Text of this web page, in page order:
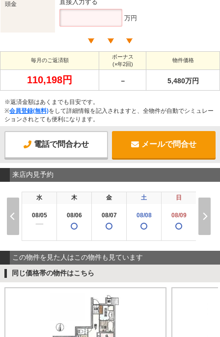
頭金 直接入力する
万円
毎月のご返済額
ボーナス
(×年2回)
物件価格
110,198円 － 5,480万円
※返済金額はあくまでも目安です。
※会員登録(無料)をして詳細情報を記入されますと、全物件が自動でシミュレー
ションされとても便利になります。
電話で問合わせ メールで問合せ
来店内見予約
水
08/05
ー
木
08/06
金
08/07
土
08/08
日
08/09 08/
この物件を見た人はこの物件も見ています
同じ価格帯の物件はこちら